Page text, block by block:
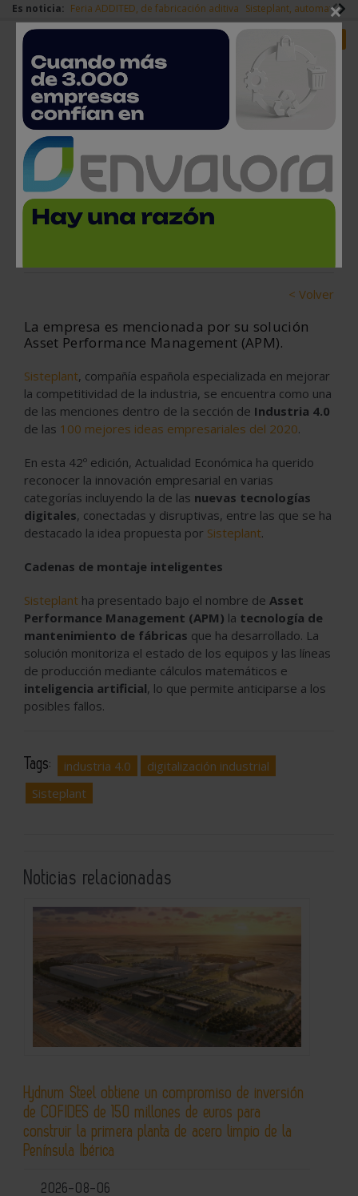
Es noticia: Feria ADDITED, de fabricación aditiva Sisteplant,
Redes Sociales Login empresas
Sisteplant, entre las 100
mejores ideas empresariales
< Volver
La empresa es mencionada por su solución
Asset Performance Management (APM).
Sisteplant, compañía española especializada en mejorar
la competitividad de la industria, se encuentra como una
de las menciones dentro de la sección de Industria 4.0
de las 100 mejores ideas empresariales del 2020.
En esta 42º edición, Actualidad Económica ha querido
reconocer la innovación empresarial en varias
categorías incluyendo la de las nuevas tecnologías
digitales, conectadas y disruptivas, entre las que se ha
destacado la idea propuesta por Sisteplant.
Cadenas de montaje inteligentes
Sisteplant ha presentado bajo el nombre de Asset
Performance Management (APM) la tecnología de
mantenimiento de fábricas que ha desarrollado. La
solución monitoriza el estado de los equipos y las líneas
de producción mediante cálculos matemáticos e
inteligencia artificial, lo que permite anticiparse a los
posibles fallos.
Tags: industria 4.0
digitalización industrial
Sisteplant
Noticias relacionadas
Hydnum Steel obtiene un compromiso de inversión
de COFIDES de 150 millones de euros para
construir la primera planta de acero limpio de la
Península Ibérica
2026-08-06
×